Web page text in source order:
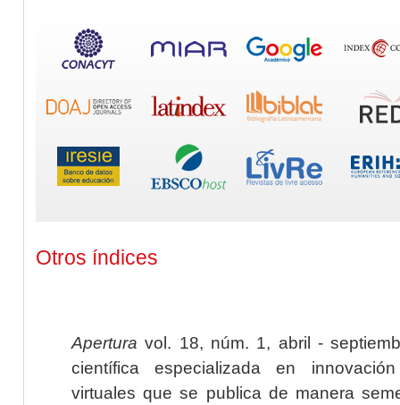
Otros índices
Apertura vol. 18, núm. 1, abril -
científica especializada en
virtuales que se publica de manera